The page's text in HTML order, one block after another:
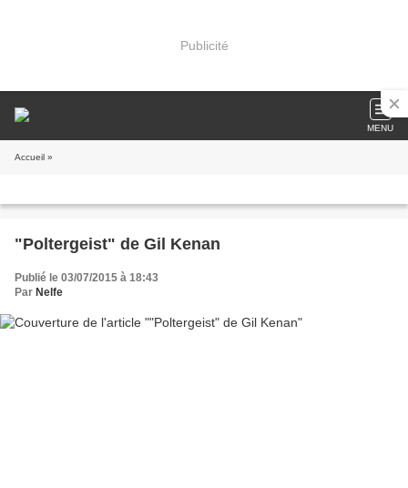
Publicité
MENU
Accueil »
"Poltergeist" de Gil Kenan
Publié le 03/07/2015 à 18:43
Par Nelfe